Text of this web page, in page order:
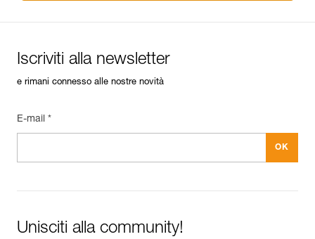
Iscriviti alla newsletter
e rimani connesso alle nostre novità
E-mail *
Unisciti alla community!